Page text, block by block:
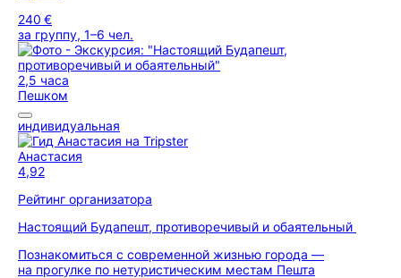
240 €
за группу, 1–6 чел.
2,5 часа
Пешком
индивидуальная
Анастасия
4,92
Рейтинг организатора
Настоящий Будапешт, противоречивый и обаятельный
Познакомиться с современной жизнью города —
на прогулке по нетуристическим местам Пешта